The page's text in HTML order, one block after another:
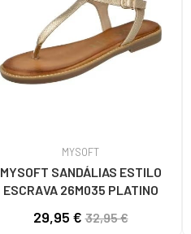
MYSOFT
MYSOFT SANDÁLIAS ESTILO
ESCRAVA 26M035 PLATINO
29,95 €32,95 €